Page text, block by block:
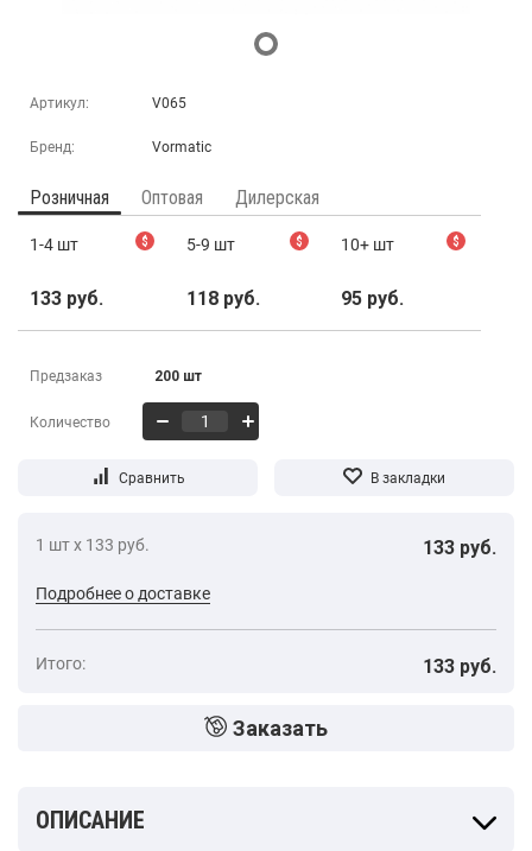
Артикул: V065
Бренд: Vormatic
Розничная Оптовая Дилерская
1-4 шт $
133 руб.
5-9 шт $
118 руб.
10+ шт $
95 руб.
Предзаказ 200 шт
Количество
1 шт х 133 руб. 133 руб.
Подробнее о доставке
Итого: 133 руб.
Заказать
ОПИСАНИЕ